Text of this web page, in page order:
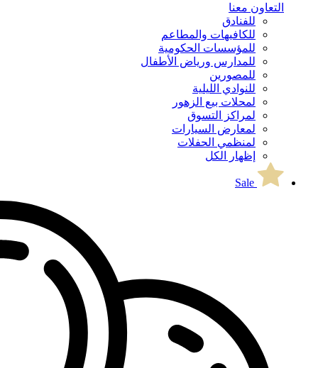
التعاون معنا
للفنادق
للكافيهات والمطاعم
للمؤسسات الحكومية
للمدارس ورياض الأطفال
للمصورين
للنوادي الليلية
لمحلات بيع الزهور
لمراكز التسوق
لمعارض السيارات
لمنظمي الحفلات
إظهار الكل